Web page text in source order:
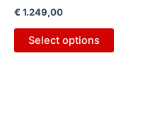
€ 1.249,00
Select options